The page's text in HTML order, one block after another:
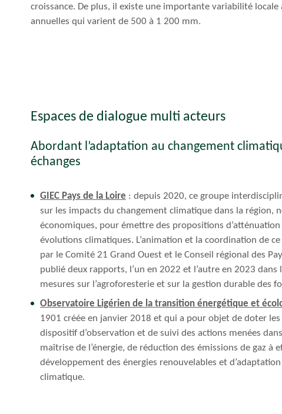
croissance. De plus, il existe une importante variabilité locale
annuelles qui varient de 500 à 1 200 mm.
Espaces de dialogue multi acteurs
Abordant l’adaptation au changement
échanges
GIEC Pays de la Loire : depuis 2020, ce groupe
sur les impacts du changement climatique dans la région,
économiques, pour émettre des propositions d’atténuation
évolutions climatiques. L’animation et la coordination de ce
par le Comité 21 Grand Ouest et le Conseil régional des
publié deux rapports, l’un en 2022 et l’autre en 2023
mesures sur l’agroforesterie et sur la gestion durable des
Observatoire Ligérien de la transition énergétique et
1901 créée en janvier 2018 et qui a pour objet de doter les
dispositif d’observation et de suivi des actions menées
maîtrise de l’énergie, de réduction des émissions de gaz à
développement des énergies renouvelables et
climatique.